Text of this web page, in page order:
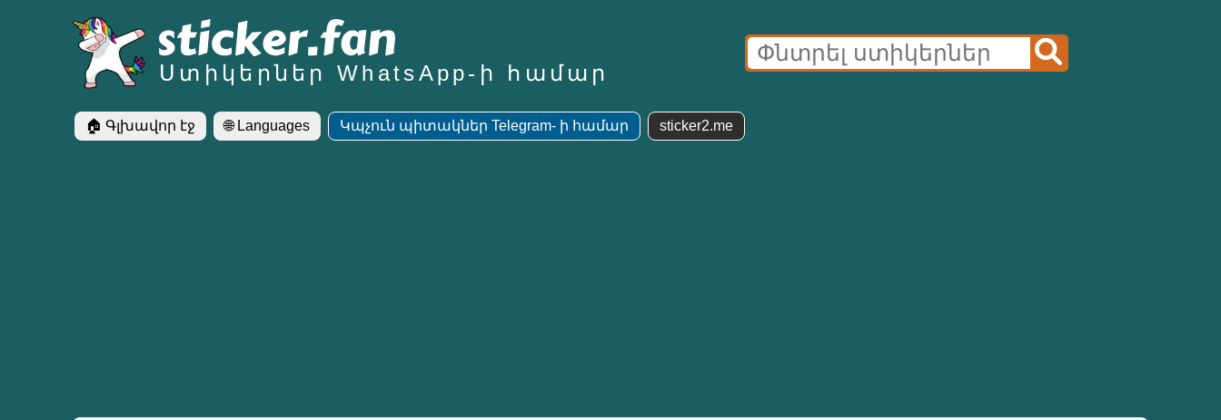
Ստիկերներ WhatsApp-ի համար
🏠 Գլխավոր էջ 🌐 Languages Կպչուն պիտակներ Telegram- ի համար sticker2.me